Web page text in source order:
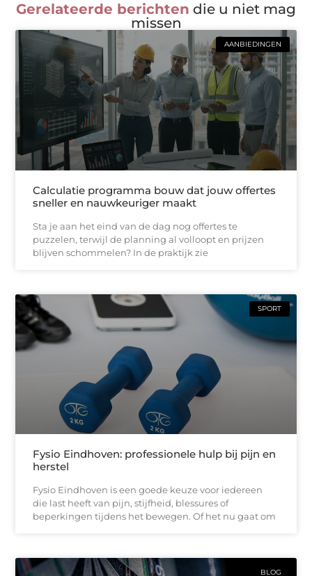
Gerelateerde berichten die u niet mag
missen
AANBIEDINGEN
Calculatie programma bouw dat jouw offertes
sneller en nauwkeuriger maakt
Sta je aan het eind van de dag nog offertes te
puzzelen, terwijl de planning al volloopt en prijzen
blijven schommelen? In de praktijk zie
SPORT
Fysio Eindhoven: professionele hulp bij pijn en
herstel
Fysio Eindhoven is een goede keuze voor iedereen
die last heeft van pijn, stijfheid, blessures of
beperkingen tijdens het bewegen. Of het nu gaat om
BLOG